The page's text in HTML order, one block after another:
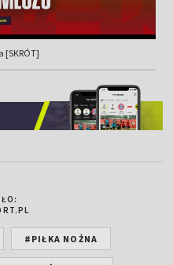
[SKRÓT]
#PIŁKA NOŻNA